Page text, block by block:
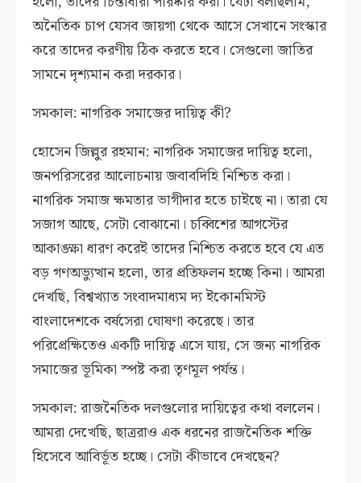
অনৈতিক চাপ যেসব জায়গা থেকে আসে সেখানে সংস্কার
করে তাদের করণীয় ঠিক করতে হবে। সেগুলো জাতির
সামনে দৃশ্যমান করা দরকার।
সমকাল: নাগরিক সমাজের দায়িত্ব কী?
হোসেন জিল্লুর রহমান: নাগরিক সমাজের দায়িত্ব হলো,
জনপরিসরের আলোচনায় জবাবদিহি নিশ্চিত করা।
নাগরিক সমাজ ক্ষমতার ভাগীদার হতে চাইছে না। তারা যে
সজাগ আছে, সেটা বোঝানো। চব্বিশের আগস্টের
আকাঙ্ক্ষা ধারণ করেই তাদের নিশ্চিত করতে হবে যে এত
বড় গণঅভ্যুত্থান হলো, তার প্রতিফলন হচ্ছে কিনা। আমরা
দেখছি, বিশ্বখ্যাত সংবাদমাধ্যম দ্য ইকোনমিস্ট
বাংলাদেশকে বর্ষসেরা ঘোষণা করেছে। তার
পরিপ্রেক্ষিতেও একটি দায়িত্ব এসে যায়, সে জন্য নাগরিক
সমাজের ভূমিকা স্পষ্ট করা তৃণমূল পর্যন্ত।
সমকাল: রাজনৈতিক দলগুলোর দায়িত্বের কথা বললেন।
আমরা দেখেছি, ছাত্ররাও এক ধরনের রাজনৈতিক শক্তি
হিসেবে আবির্ভূত হচ্ছে। সেটা কীভাবে দেখছেন?